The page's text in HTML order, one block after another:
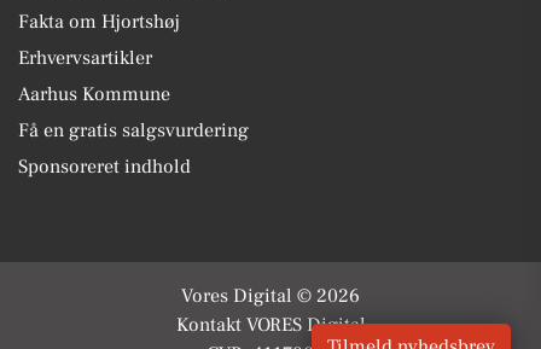
Fakta om Hjortshøj
Erhvervsartikler
Aarhus Kommune
Få en gratis salgsvurdering
Sponsoreret indhold
Vores Digital © 2026
Kontakt VORES Digital